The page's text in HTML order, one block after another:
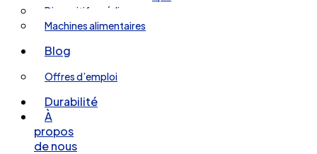
Dispositifs médicaux
Machines alimentaires
Blog
Offres d’emploi
Durabilité
À
propos
de nous